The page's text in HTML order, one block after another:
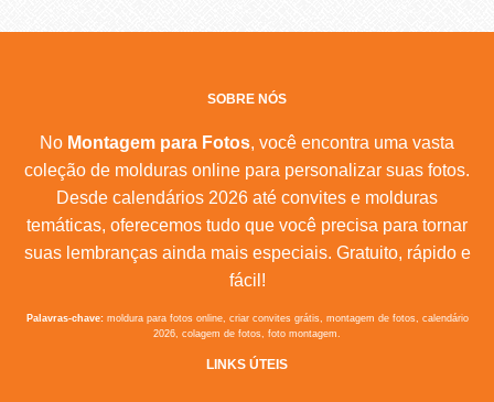
SOBRE NÓS
No Montagem para Fotos, você encontra uma vasta
coleção de molduras online para personalizar suas fotos.
Desde calendários 2026 até convites e molduras
temáticas, oferecemos tudo que você precisa para tornar
suas lembranças ainda mais especiais. Gratuito, rápido e
fácil!
Palavras-chave:moldura para fotos online, criar convites grátis, montagem de fotos, calendário
2026, colagem de fotos, foto montagem.
LINKS ÚTEIS